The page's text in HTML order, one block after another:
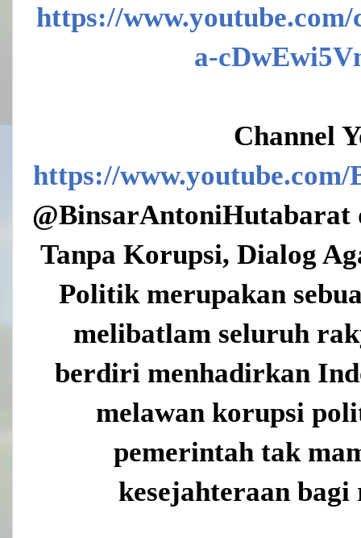
https://
a-
Channel
https://
@BinsarAntoniHutabarat
Tanpa Korupsi, Dialog
Politik merupakan
melibatlam seluruh
berdiri menhadirkan
melawan korupsi
pemerintah tak
kesejahteraan